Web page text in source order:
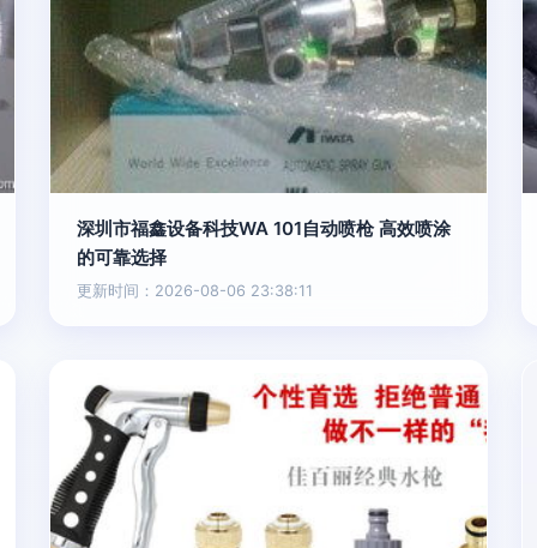
深圳市福鑫设备科技WA 101自动喷枪 高效喷涂
的可靠选择
更新时间：2026-08-06 23:38:11